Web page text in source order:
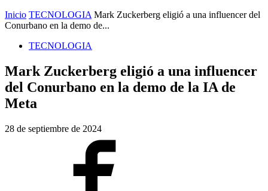
Inicio TECNOLOGIA Mark Zuckerberg eligió a una influencer del
Conurbano en la demo de...
TECNOLOGIA
Mark Zuckerberg eligió a una influencer
del Conurbano en la demo de la IA de
Meta
28 de septiembre de 2024